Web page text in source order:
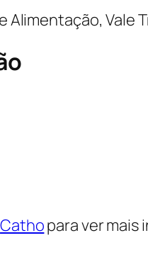
Alimentação, Vale
Cathopara ver mais